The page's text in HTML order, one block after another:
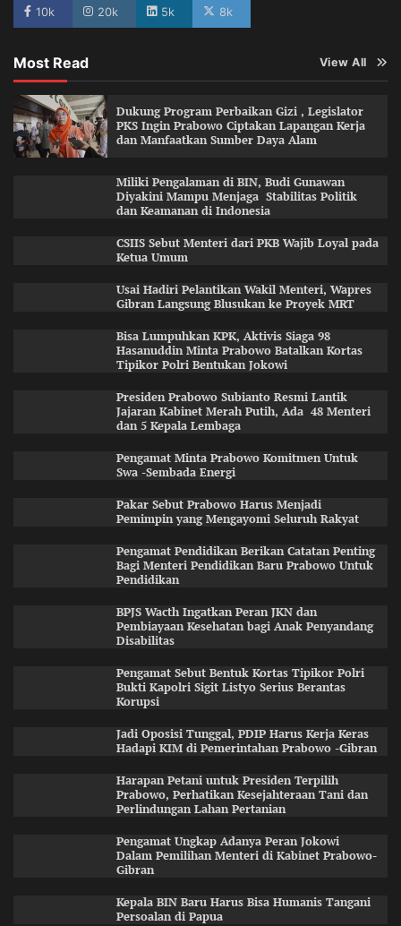
10k 20k 5k 8k
Most Read View All
Dukung Program Perbaikan Gizi , Legislator
PKS Ingin Prabowo Ciptakan Lapangan Kerja
dan Manfaatkan Sumber Daya Alam
Miliki Pengalaman di BIN, Budi Gunawan
Diyakini Mampu Menjaga Stabilitas Politik
dan Keamanan di Indonesia
CSIIS Sebut Menteri dari PKB Wajib Loyal pada
Ketua Umum
Usai Hadiri Pelantikan Wakil Menteri, Wapres
Gibran Langsung Blusukan ke Proyek MRT
Bisa Lumpuhkan KPK, Aktivis Siaga 98
Hasanuddin Minta Prabowo Batalkan Kortas
Tipikor Polri Bentukan Jokowi
Presiden Prabowo Subianto Resmi Lantik
Jajaran Kabinet Merah Putih, Ada 48 Menteri
dan 5 Kepala Lembaga
Pengamat Minta Prabowo Komitmen Untuk
Swa -Sembada Energi
Pakar Sebut Prabowo Harus Menjadi
Pemimpin yang Mengayomi Seluruh Rakyat
Pengamat Pendidikan Berikan Catatan Penting
Bagi Menteri Pendidikan Baru Prabowo Untuk
Pendidikan
BPJS Wacth Ingatkan Peran JKN dan
Pembiayaan Kesehatan bagi Anak Penyandang
Disabilitas
Pengamat Sebut Bentuk Kortas Tipikor Polri
Bukti Kapolri Sigit Listyo Serius Berantas
Korupsi
Jadi Oposisi Tunggal, PDIP Harus Kerja Keras
Hadapi KIM di Pemerintahan Prabowo -Gibran
Harapan Petani untuk Presiden Terpilih
Prabowo, Perhatikan Kesejahteraan Tani dan
Perlindungan Lahan Pertanian
Pengamat Ungkap Adanya Peran Jokowi
Dalam Pemilihan Menteri di Kabinet Prabowo-
Gibran
Kepala BIN Baru Harus Bisa Humanis Tangani
Persoalan di Papua